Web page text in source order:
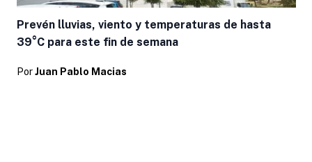
Prevén lluvias, viento y temperaturas de hasta
39°C para este fin de semana
Por Juan Pablo Macias